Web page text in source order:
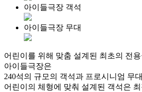
아이들극장 객석
아이들극장 무대
어린이를 위해 맞춤 설계된 최초의 전
아이들극장은
240석의 규모의 객석과 프로시니엄 무
어린이의 체형에 맞춰 설계된 객석은